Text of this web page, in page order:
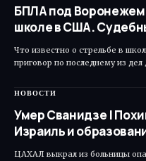
БПЛА под
школе в США.
Что известно о стрельбе в
приговор по последнему из
НОВОСТИ
Умер Сванидзе |
Израиль и
ЦАХАЛ выкрал из больницы